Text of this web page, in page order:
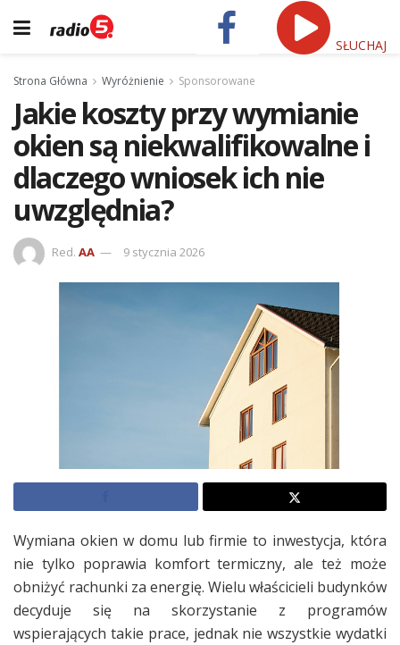
SŁUCHAJ
Strona Główna Wyróżnienie Sponsorowane
Jakie koszty przy wymianie
okien są niekwalifikowalne i
dlaczego wniosek ich nie
uwzględnia?
Red. AA 9 stycznia 2026
Wymiana okien w domu lub firmie to inwestycja, która
nie tylko poprawia komfort termiczny, ale też może
obniżyć rachunki za energię. Wielu właścicieli budynków
decyduje się na skorzystanie z programów
wspierających takie prace, jednak nie wszystkie wydatki